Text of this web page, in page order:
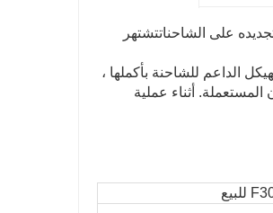
تشتهر
الداعم للشاحنة بأكملها ،
أثناء عملية